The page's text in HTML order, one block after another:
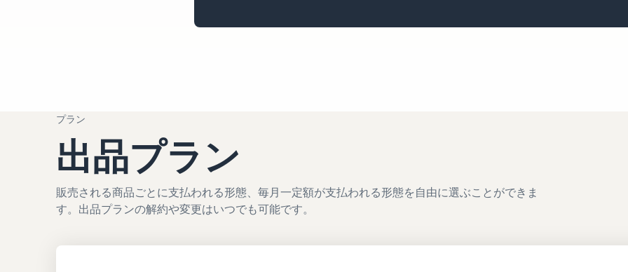
プラン
出品プラン
販売される商品ごとに支払われる形態、毎月一定額が支払われる形態を自由に選ぶことができま
す。出品プランの解約や変更はいつでも可能です。